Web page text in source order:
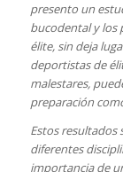
presento un
bucodental y los
élite, sin deja
deportistas de
malestares,
preparación
Estos resultados
diferentes
importancia de